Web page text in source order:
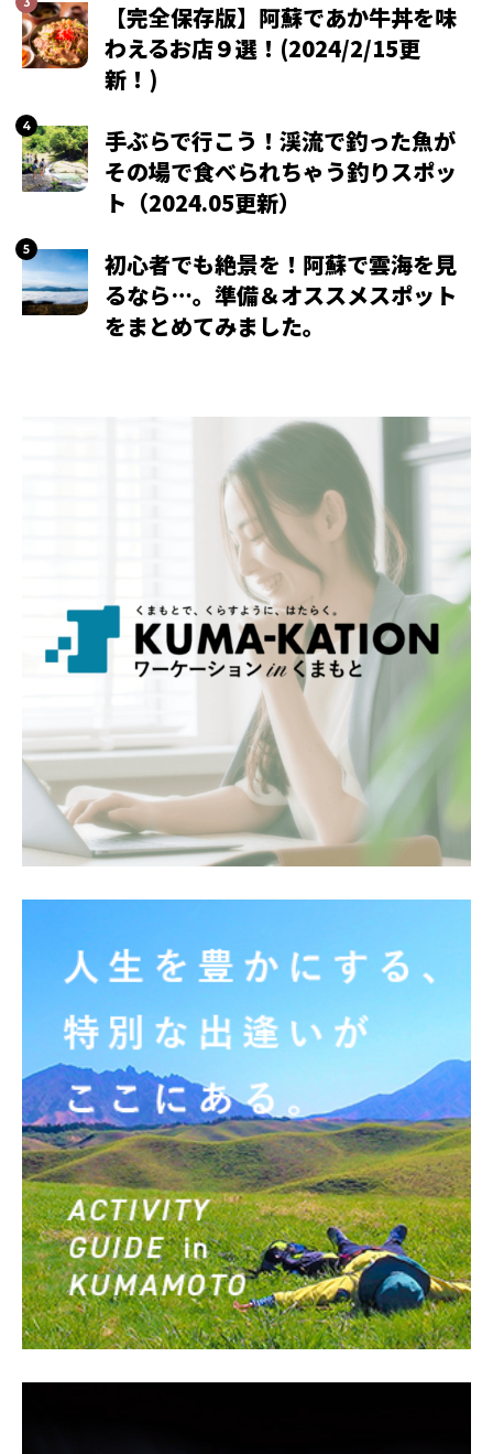
【完全保存版】阿蘇であか牛丼を味
わえるお店９選！(2024/2/15更
新！)
手ぶらで行こう！渓流で釣った魚が
その場で食べられちゃう釣りスポッ
ト（2024.05更新）
初心者でも絶景を！阿蘇で雲海を見
るなら…。準備＆オススメスポット
をまとめてみました。